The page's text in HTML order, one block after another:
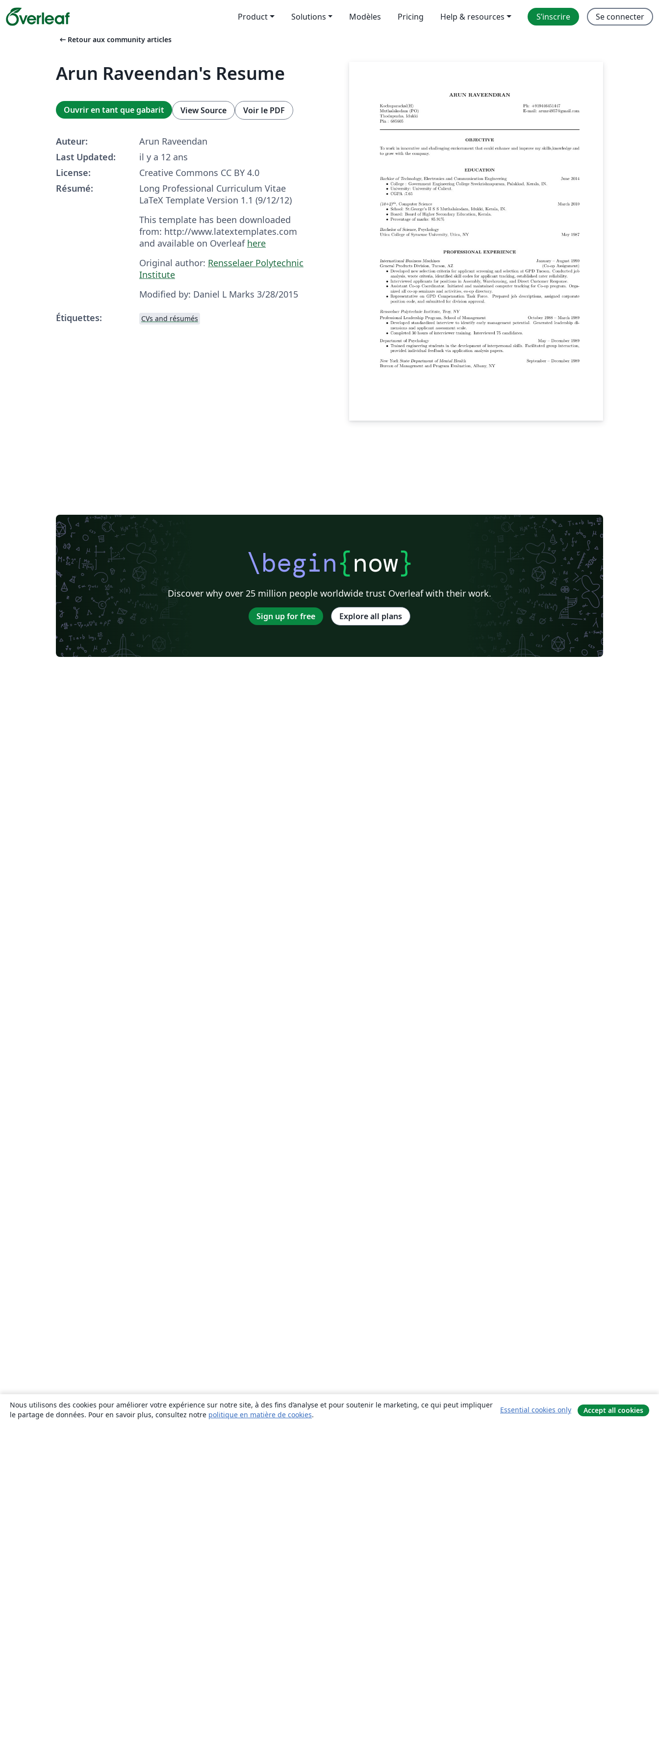
Product Solutions Modèles Pricing Help & resources S’inscrire Se connecter
arrow_left_alt Retour aux community articles
Arun Raveendan's Resume
Ouvrir en tant que gabarit View Source Voir le PDF
Auteur:
Arun Raveendan
Last Updated:
il y a 12 ans
License:
Creative Commons CC BY 4.0
Résumé:
Long Professional Curriculum Vitae
LaTeX Template Version 1.1 (9/12/12)
This template has been downloaded
from: http://www.latextemplates.com
and available on Overleaf here
Original author: Rensselaer Polytechnic
Institute
Modified by: Daniel L Marks 3/28/2015
Étiquettes:
CVs and résumés
\begin{now}
Discover why over 25 million people worldwide trust Overleaf with their work.
Sign up for free Explore all plans
Nous utilisons des cookies pour améliorer votre expérience sur notre site, à des fins d’analyse et pour soutenir le marketing, ce qui peut impliquer
le partage de données. Pour en savoir plus, consultez notre politique en matière de cookies.
Essential cookies only Accept all cookies